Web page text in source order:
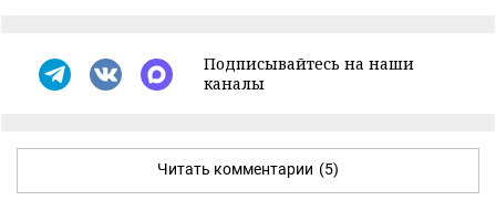
Подписывайтесь на наши
каналы
Читать комментарии (5)